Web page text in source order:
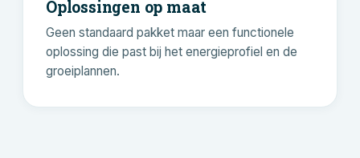
Oplossingen op maat
Geen standaard pakket maar een functionele
oplossing die past bij het energieprofiel en de
groeiplannen.